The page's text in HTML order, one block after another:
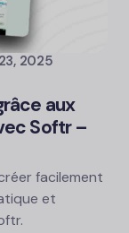
2025
aux
Softr –
facilement
et